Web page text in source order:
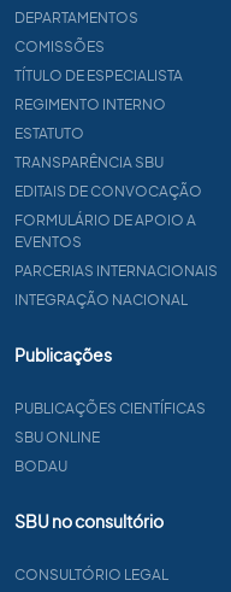
DEPARTAMENTOS
COMISSÕES
TÍTULO DE ESPECIALISTA
REGIMENTO INTERNO
ESTATUTO
TRANSPARÊNCIA SBU
EDITAIS DE CONVOCAÇÃO
FORMULÁRIO DE APOIO A
EVENTOS
PARCERIAS INTERNACIONAIS
INTEGRAÇÃO NACIONAL
Publicações
PUBLICAÇÕES CIENTÍFICAS
SBU ONLINE
BODAU
SBU no consultório
CONSULTÓRIO LEGAL